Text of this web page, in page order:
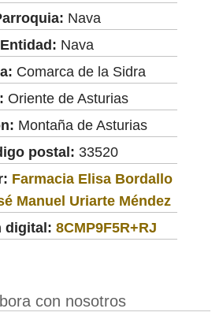
Nava
Entidad: Nava
Comarca de la Sidra
Oriente de Asturias
Montaña de Asturias
postal: 33520
Farmacia Elisa Bordallo
Manuel Uriarte Méndez
digital: 8CMP9F5R+RJ
con nosotros